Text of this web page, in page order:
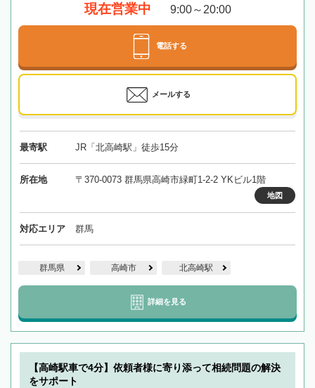
現在営業中 9:00～20:00
電話する
メールする
最寄駅 JR「北高崎駅」徒歩15分
所在地 〒370-0073 群馬県高崎市緑町1-2-2 YKビル1階
地図
対応エリア 群馬
群馬県 高崎市 北高崎駅
詳細を見る
【高崎駅車で4分】依頼者様に寄り添って相続問題の解決
をサポート